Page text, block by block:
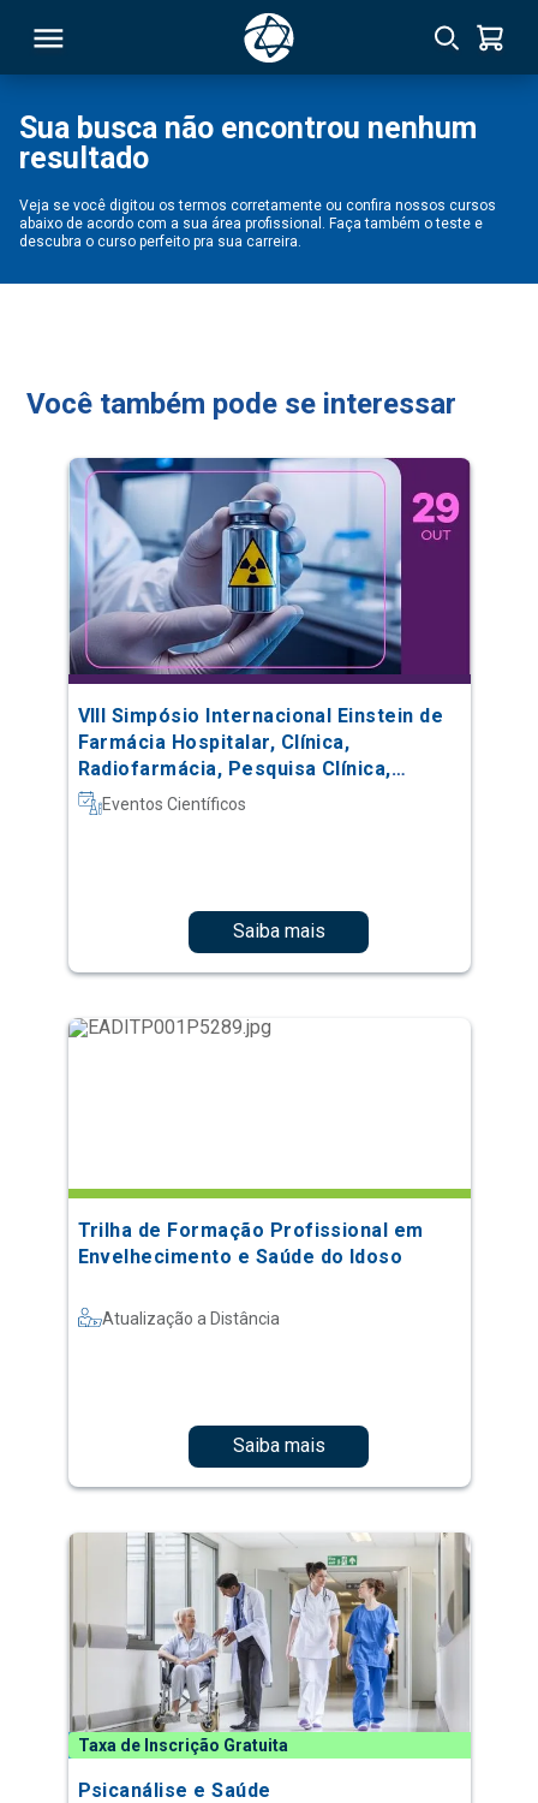
Sua busca não encontrou nenhum
resultado
Veja se você digitou os termos corretamente ou confira nossos cursos
abaixo de acordo com a sua área profissional. Faça também o teste e
descubra o curso perfeito pra sua carreira.
Você também pode se interessar
VIII Simpósio Internacional Einstein de
Farmácia Hospitalar, Clínica,
Radiofarmácia, Pesquisa Clínica,
Automação e Oncologia
Eventos Científicos
Saiba mais
Trilha de Formação Profissional em
Envelhecimento e Saúde do Idoso
Atualização a Distância
Saiba mais
Taxa de Inscrição Gratuita
Psicanálise e Saúde